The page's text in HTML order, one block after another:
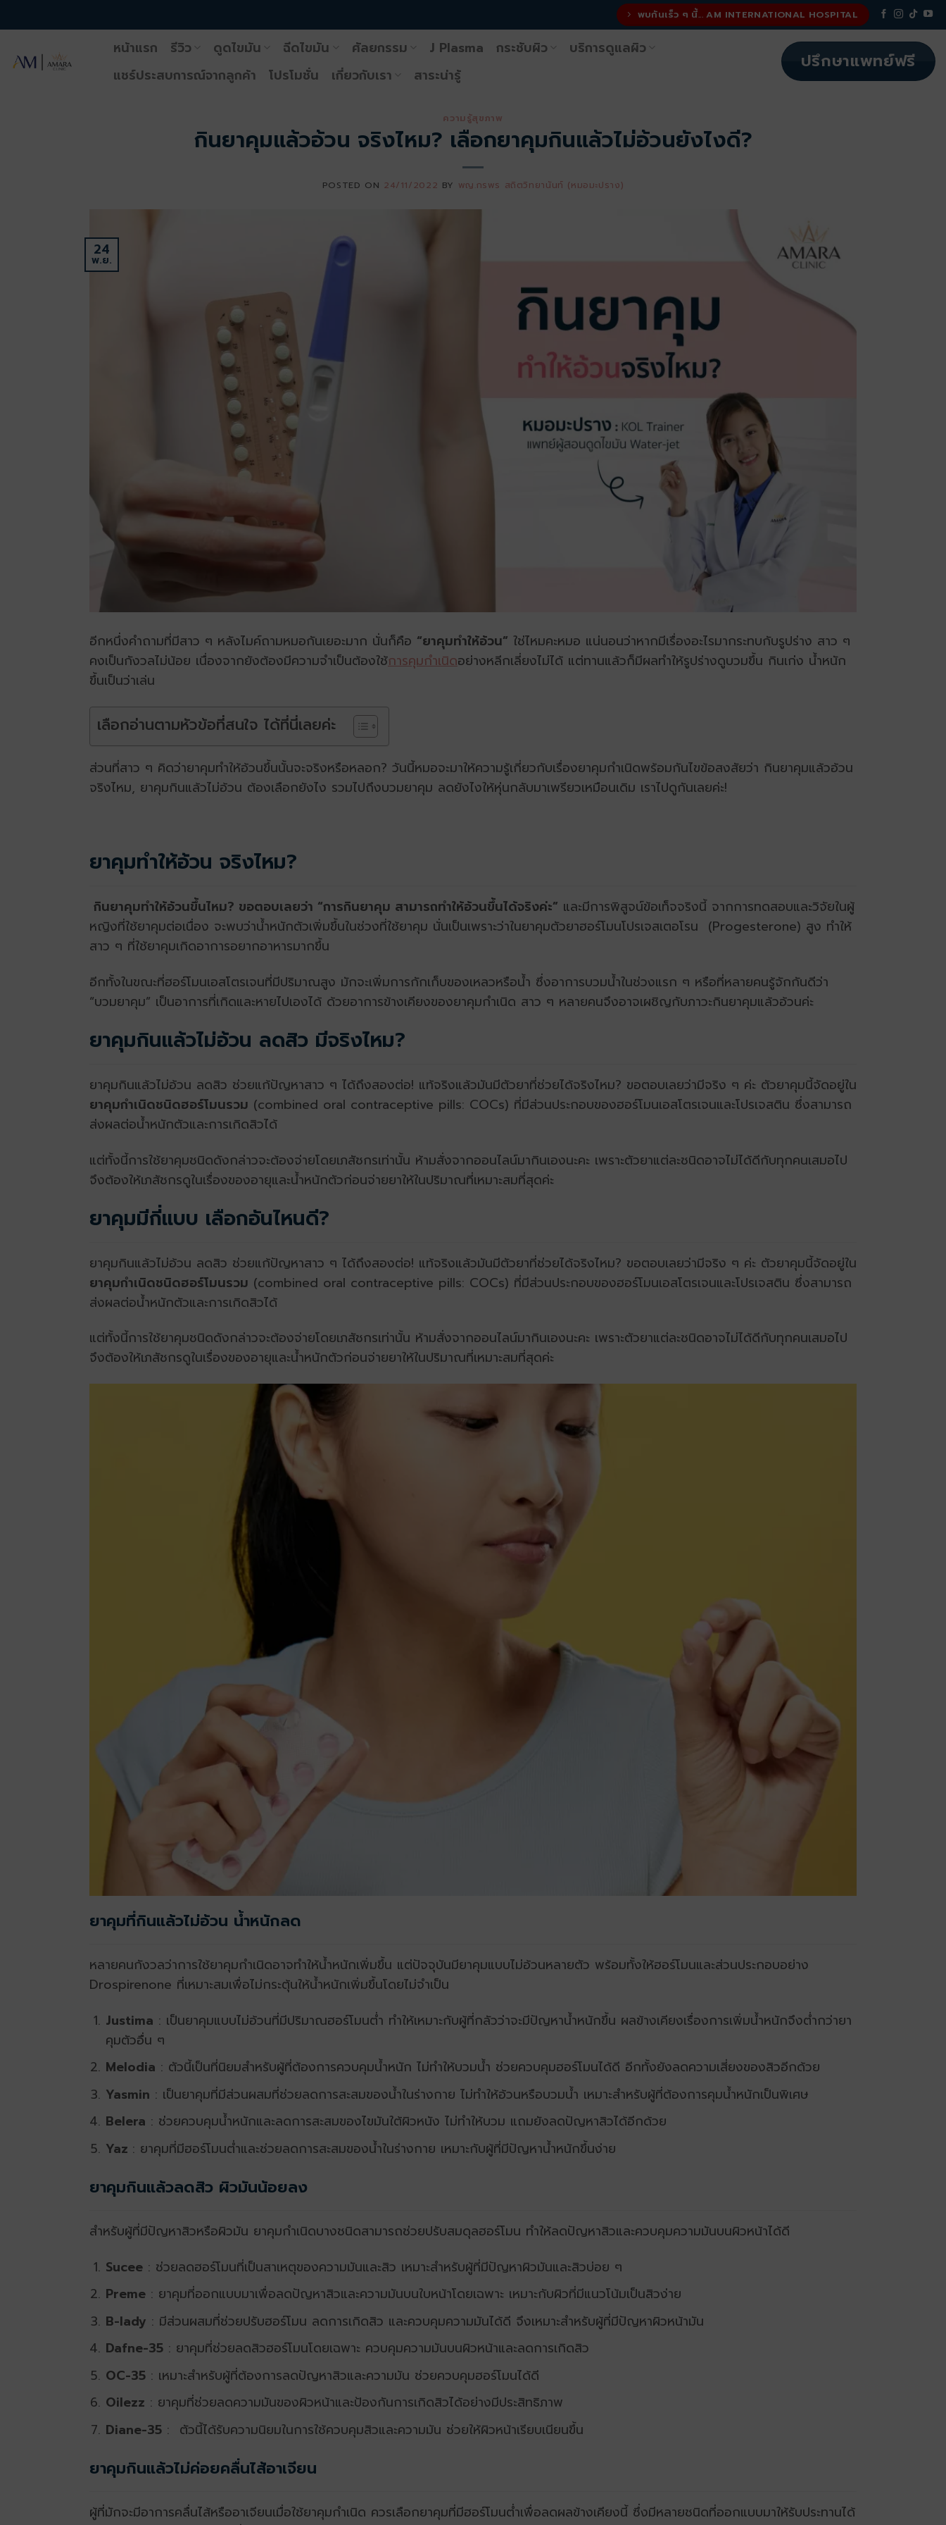
ไป
เนื้อหา
พบกันเร็ว ๆ นี้... AM INTERNATIONAL HOSPITAL
หน้าแรก รีวิว ดูดไขมัน ฉีดไขมัน ศัลยกรรม J Plasma กระชับผิว
บริการดูแลผิว
แชร์ประสบการณ์จากลูกค้า
โปรโมชั่น เกี่ยวกับเรา สาระน่ารู้
ปรึกษาแพทย์ฟรี
ความรู้สุขภาพ
กินยาคุมแล้วอ้วน จริงไหม? เลือกยาคุมกินแล้วไม่อ้วนยังไงดี?
POSTED ON 24/11/2022 BY พญ.กรพร สถิตวิทยานันท์ (หมอมะปราง)
24
พ.ย.
อีกหนึ่งคำถามที่มีสาว ๆ หลังไมค์ถามหมอกันเยอะมาก นั่นก็คือ “ยาคุมทำให้อ้วน” ใช่ไหมคะหมอ แน่นอนว่าหากมีเรื่องอะไรมากระทบกับรูปร่าง สาว ๆ
คงเป็นกังวลไม่น้อย เนื่องจากยังต้องมีความจำเป็นต้องใช้การคุมกำเนิดอย่างหลีกเลี่ยงไม่ได้ แต่ทานแล้วก็มีผลทำให้รูปร่างดูบวมขึ้น กินเก่ง น้ำหนัก
ขึ้นเป็นว่าเล่น
เลือกอ่านตามหัวข้อที่สนใจ ได้ที่นี่เลยค่ะ
ส่วนที่สาว ๆ คิดว่ายาคุมทำให้อ้วนขึ้นนั้นจะจริงหรือหลอก? วันนี้หมอจะมาให้ความรู้เกี่ยวกับเรื่องยาคุมกำเนิดพร้อมกันไขข้อสงสัยว่า กินยาคุมแล้วอ้วน
จริงไหม, ยาคุมกินแล้วไม่อ้วน ต้องเลือกยังไง รวมไปถึงบวมยาคุม ลดยังไงให้หุ่นกลับมาเพรียวเหมือนเดิม เราไปดูกันเลยค่ะ!
ยาคุมทำให้อ้วน จริงไหม?
กินยาคุมทำให้อ้วนขึ้นไหม? ขอตอบเลยว่า “การกินยาคุม สามารถทำให้อ้วนขึ้นได้จริงค่ะ” และมีการพิสูจน์ข้อเท็จจริงนี้ จากการทดสอบและวิจัยในผู้
หญิงที่ใช้ยาคุมต่อเนื่อง จะพบว่าน้ำหนักตัวเพิ่มขึ้นในช่วงที่ใช้ยาคุม นั่นเป็นเพราะว่าในยาคุมตัวยาฮอร์โมนโปรเจสเตอโรน (Progesterone) สูง ทำให้
สาว ๆ ที่ใช้ยาคุมเกิดอาการอยากอาหารมากขึ้น
อีกทั้งในขณะที่ฮอร์โมนเอสโตรเจนที่มีปริมาณสูง มักจะเพิ่มการกักเก็บของเหลวหรือน้ำ ซึ่งอาการบวมน้ำในช่วงแรก ๆ หรือที่หลายคนรู้จักกันดีว่า
“บวมยาคุม” เป็นอาการที่เกิดและหายไปเองได้ ด้วยอาการข้างเคียงของยาคุมกำเนิด สาว ๆ หลายคนจึงอาจเผชิญกับภาวะกินยาคุมแล้วอ้วนค่ะ
ยาคุมกินแล้วไม่อ้วน ลดสิว มีจริงไหม?
ยาคุมกินแล้วไม่อ้วน ลดสิว ช่วยแก้ปัญหาสาว ๆ ได้ถึงสองต่อ! แท้จริงแล้วมันมีตัวยาที่ช่วยได้จริงไหม? ขอตอบเลยว่ามีจริง ๆ ค่ะ ตัวยาคุมนี้จัดอยู่ใน
ยาคุมกำเนิดชนิดฮอร์โมนรวม (combined oral contraceptive pills: COCs) ที่มีส่วนประกอบของฮอร์โมนเอสโตรเจนและโปรเจสติน ซึ่งสามารถ
ส่งผลต่อน้ำหนักตัวและการเกิดสิวได้
แต่ทั้งนี้การใช้ยาคุมชนิดดังกล่าวจะต้องจ่ายโดยเภสัชกรเท่านั้น ห้ามสั่งจากออนไลน์มากินเองนะคะ เพราะตัวยาแต่ละชนิดอาจไม่ได้ดีกับทุกคนเสมอไป
จึงต้องให้เภสัชกรดูในเรื่องของอายุและน้ำหนักตัวก่อนจ่ายยาให้ในปริมาณที่เหมาะสมที่สุดค่ะ
ยาคุมมีกี่แบบ เลือกอันไหนดี?
ยาคุมกินแล้วไม่อ้วน ลดสิว ช่วยแก้ปัญหาสาว ๆ ได้ถึงสองต่อ! แท้จริงแล้วมันมีตัวยาที่ช่วยได้จริงไหม? ขอตอบเลยว่ามีจริง ๆ ค่ะ ตัวยาคุมนี้จัดอยู่ใน
ยาคุมกำเนิดชนิดฮอร์โมนรวม (combined oral contraceptive pills: COCs) ที่มีส่วนประกอบของฮอร์โมนเอสโตรเจนและโปรเจสติน ซึ่งสามารถ
ส่งผลต่อน้ำหนักตัวและการเกิดสิวได้
แต่ทั้งนี้การใช้ยาคุมชนิดดังกล่าวจะต้องจ่ายโดยเภสัชกรเท่านั้น ห้ามสั่งจากออนไลน์มากินเองนะคะ เพราะตัวยาแต่ละชนิดอาจไม่ได้ดีกับทุกคนเสมอไป
จึงต้องให้เภสัชกรดูในเรื่องของอายุและน้ำหนักตัวก่อนจ่ายยาให้ในปริมาณที่เหมาะสมที่สุดค่ะ
ยาคุมที่กินแล้วไม่อ้วน น้ำหนักลด
หลายคนกังวลว่าการใช้ยาคุมกำเนิดอาจทำให้น้ำหนักเพิ่มขึ้น แต่ปัจจุบันมียาคุมแบบไม่อ้วนหลายตัว พร้อมทั้งให้ฮอร์โมนและส่วนประกอบอย่าง
Drospirenone ที่เหมาะสมเพื่อไม่กระตุ้นให้น้ำหนักเพิ่มขึ้นโดยไม่จำเป็น
Justima : เป็นยาคุมแบบไม่อ้วนที่มีปริมาณฮอร์โมนต่ำ ทำให้เหมาะกับผู้ที่กลัวว่าจะมีปัญหาน้ำหนักขึ้น ผลข้างเคียงเรื่องการเพิ่มน้ำหนักจึงต่ำกว่ายา
คุมตัวอื่น ๆ
Melodia : ตัวนี้เป็นที่นิยมสำหรับผู้ที่ต้องการควบคุมน้ำหนัก ไม่ทำให้บวมน้ำ ช่วยควบคุมฮอร์โมนได้ดี อีกทั้งยังลดความเสี่ยงของสิวอีกด้วย
Yasmin : เป็นยาคุมที่มีส่วนผสมที่ช่วยลดการสะสมของน้ำในร่างกาย ไม่ทำให้อ้วนหรือบวมน้ำ เหมาะสำหรับผู้ที่ต้องการคุมน้ำหนักเป็นพิเศษ
Belera : ช่วยควบคุมน้ำหนักและลดการสะสมของไขมันใต้ผิวหนัง ไม่ทำให้บวม แถมยังลดปัญหาสิวได้อีกด้วย
Yaz : ยาคุมที่มีฮอร์โมนต่ำและช่วยลดการสะสมของน้ำในร่างกาย เหมาะกับผู้ที่มีปัญหาน้ำหนักขึ้นง่าย
ยาคุมกินแล้วลดสิว ผิวมันน้อยลง
สำหรับผู้ที่มีปัญหาสิวหรือผิวมัน ยาคุมกำเนิดบางชนิดสามารถช่วยปรับสมดุลฮอร์โมน ทำให้ลดปัญหาสิวและควบคุมความมันบนผิวหน้าได้ดี
Sucee: ช่วยลดฮอร์โมนที่เป็นสาเหตุของความมันและสิว เหมาะสำหรับผู้ที่มีปัญหาผิวมันและสิวบ่อย ๆ
Preme: ยาคุมที่ออกแบบมาเพื่อลดปัญหาสิวและความมันบนใบหน้าโดยเฉพาะ เหมาะกับผิวที่มีแนวโน้มเป็นสิวง่าย
B-lady : มีส่วนผสมที่ช่วยปรับฮอร์โมน ลดการเกิดสิว และควบคุมความมันได้ดี จึงเหมาะสำหรับผู้ที่มีปัญหาผิวหน้ามัน
Dafne-35: ยาคุมที่ช่วยลดสิวฮอร์โมนโดยเฉพาะ ควบคุมความมันบนผิวหน้าและลดการเกิดสิว
OC-35: เหมาะสำหรับผู้ที่ต้องการลดปัญหาสิวและความมัน ช่วยควบคุมฮอร์โมนได้ดี
Oilezz : ยาคุมที่ช่วยลดความมันของผิวหน้าและป้องกันการเกิดสิวได้อย่างมีประสิทธิภาพ
Diane-35: ตัวนี้ได้รับความนิยมในการใช้ควบคุมสิวและความมัน ช่วยให้ผิวหน้าเรียบเนียนขึ้น
ยาคุมกินแล้วไม่ค่อยคลื่นไส้อาเจียน
ผู้ที่มักจะมีอาการคลื่นไส้หรืออาเจียนเมื่อใช้ยาคุมกำเนิด ควรเลือกยาคุมที่มีฮอร์โมนต่ำเพื่อลดผลข้างเคียงนี้ ซึ่งมีหลายชนิดที่ออกแบบมาให้รับประทานได้